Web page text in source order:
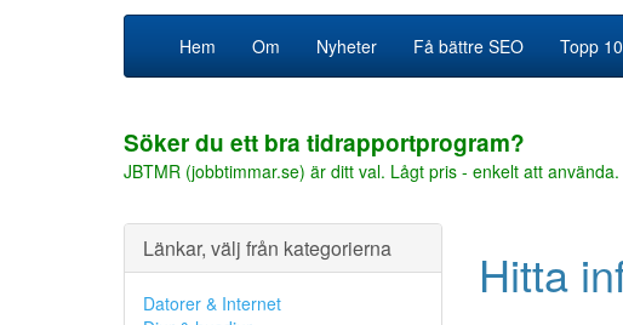
Hem Om Nyheter Få bättre SEO Topp 10
Söker du ett bra tidrapportprogram?
JBTMR (jobbtimmar.se) är ditt val. Lågt pris - enkelt att
Länkar, välj från kategorierna
Datorer & Internet
Hitta